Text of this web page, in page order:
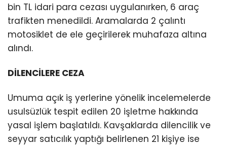
bin TL idari para cezası uygulanırken, 6 araç
trafikten menedildi. Aramalarda 2 çalıntı
motosiklet de ele geçirilerek muhafaza altına
alındı.
DİLENCİLERE CEZA
Umuma açık iş yerlerine yönelik incelemelerde
usulsüzlük tespit edilen 20 işletme hakkında
yasal işlem başlatıldı. Kavşaklarda dilencilik ve
seyyar satıcılık yaptığı belirlenen 21 kişiye ise